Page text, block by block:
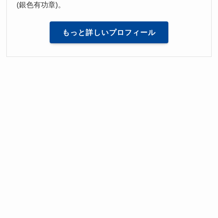
(銀色有功章)。
もっと詳しいプロフィール